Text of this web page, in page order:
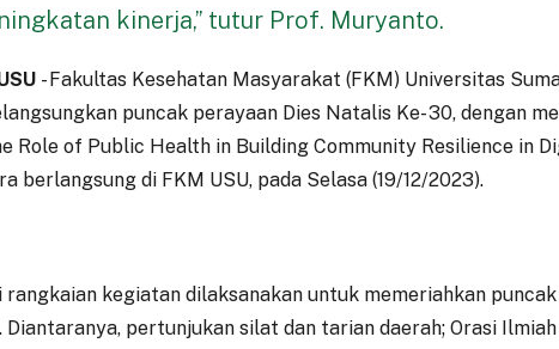
kinerja,” tutur Prof. Muryanto.
- Fakultas Kesehatan Masyarakat (FKM) Universitas
puncak perayaan Dies Natalis Ke- 30, dengan
Role of Public Health in Building Community Resilience in
berlangsung di FKM USU, pada Selasa (19/12/2023).
rangkaian kegiatan dilaksanakan untuk memeriahkan
pertunjukan silat dan tarian daerah; Orasi